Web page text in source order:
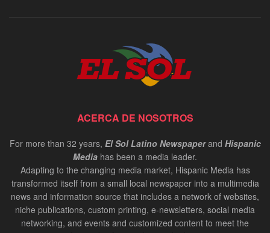
ACERCA DE NOSOTROS
For more than 32 years, El Sol Latino Newspaperand Hispanic
Media has been a media leader.
Adapting to the changing media market, Hispanic Media has
transformed itself from a small local newspaper into a multimedia
news and information source that includes a network of websites,
niche publications, custom printing, e-newsletters, social media
networking, and events and customized content to meet the